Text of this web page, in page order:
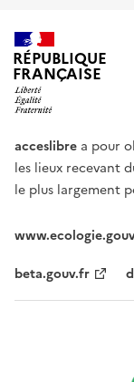
RÉPUBLIQUE
FRANÇAISE
acceslibre a pour
les lieux recevant
le plus largement
beta.gouv.fr